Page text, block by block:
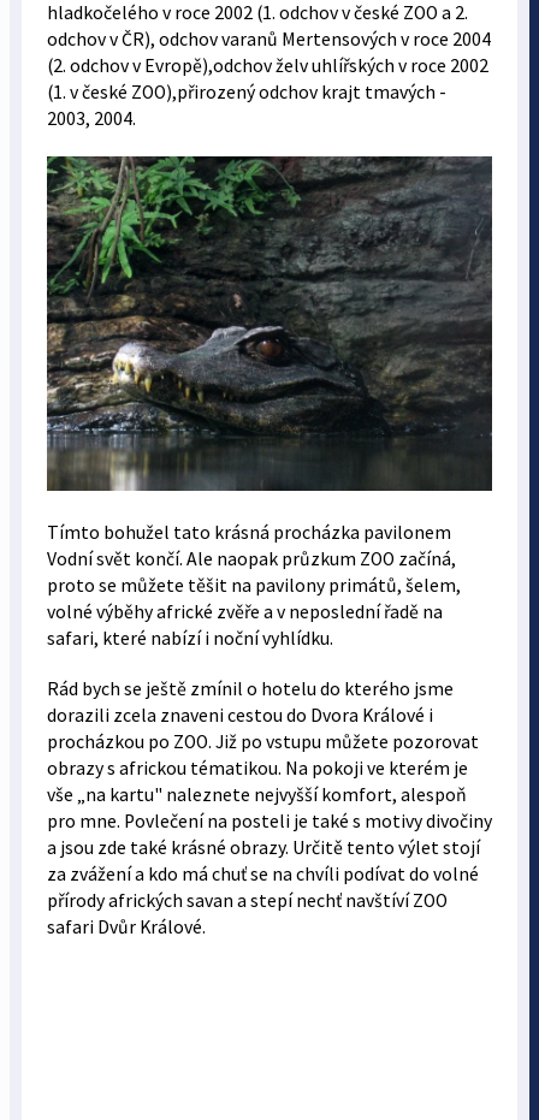
hladkočelého v roce 2002 (1. odchov v české ZOO a 2.
odchov v ČR), odchov varanů Mertensových v roce 2004
(2. odchov v Evropě),odchov želv uhlířských v roce 2002
(1. v české ZOO),přirozený odchov krajt tmavých -
2003, 2004.
Tímto bohužel tato krásná procházka pavilonem
Vodní svět končí. Ale naopak průzkum ZOO začíná,
proto se můžete těšit na pavilony primátů, šelem,
volné výběhy africké zvěře a v neposlední řadě na
safari, které nabízí i noční vyhlídku.
Rád bych se ještě zmínil o hotelu do kterého jsme
dorazili zcela znaveni cestou do Dvora Králové i
procházkou po ZOO. Již po vstupu můžete pozorovat
obrazy s africkou tématikou. Na pokoji ve kterém je
vše „na kartu" naleznete nejvyšší komfort, alespoň
pro mne. Povlečení na posteli je také s motivy divočiny
a jsou zde také krásné obrazy. Určitě tento výlet stojí
za zvážení a kdo má chuť se na chvíli podívat do volné
přírody afrických savan a stepí nechť navštíví ZOO
safari Dvůr Králové.